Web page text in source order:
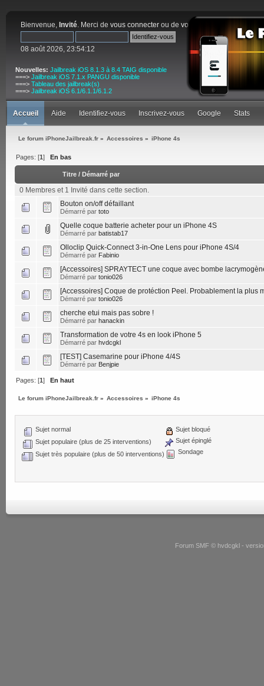
Bienvenue, Invité. Merci de vous connecter ou de vous inscrire
08 août 2026, 23:54:12
Nouvelles: Jailbreak iOS 8.1.3 à 8.4 TAIG disponible
===> Jailbreak iOS 7.1.x PANGU disponible
===> Tableau des jailbreak(s)
===> Jailbreak iOS 6.1/6.1.1/6.1.2
Accueil Aide Identifiez-vous Inscrivez-vous Google Stats
Le forum iPhoneJailbreak.fr » Accessoires » iPhone 4s
Pages: [1] En bas
Titre/ Démarré par
0 Membres et 1 Invité dans cette section.
Bouton on/off défaillant
Démarré par toto
Quelle coque batterie acheter pour un iPhone 4S
Démarré par batistab17
Olloclip Quick-Connect 3-in-One Lens pour iPhone 4S/4
Démarré par Fabinio
[Accessoires] SPRAYTECT une coque avec bombe
Démarré par tonio026
[Accessoires] Coque de protéction Peel. Probablement la plus
Démarré par tonio026
cherche etui mais pas sobre !
Démarré par hanackin
Transformation de votre 4s en look iPhone 5
Démarré par hvdcgkl
[TEST] Casemarine pour iPhone 4/4S
Démarré par Benjpie
Pages: [1]En haut
Le forum iPhoneJailbreak.fr » Accessoires » iPhone 4s
Sujet normal
Sujet populaire (plus de 25 interventions)
Sujet très populaire (plus de 50 interventions)
Sujet bloqué
Sujet épinglé
Sondage
Forum SMF © hvdcgkl -